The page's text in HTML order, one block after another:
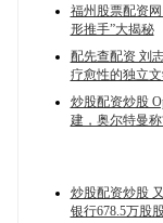
福州股票配资
形推手”大揭秘
配先查配资 刘
疗愈性的独立
炒股配资炒股
建，奥尔特曼
炒股配资炒股
银行678.5万股